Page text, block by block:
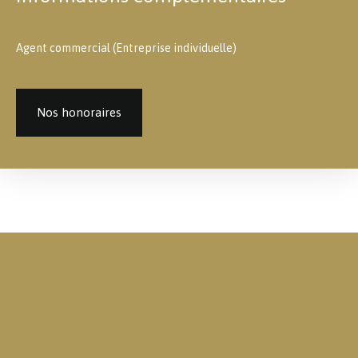
Agent commercial (Entreprise individuelle)
Nos honoraires